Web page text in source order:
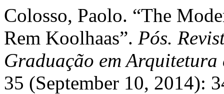
Colosso, Paolo. “The
Rem Koolhaas”. Pós.
Graduação em
35 (September 10, 2014):